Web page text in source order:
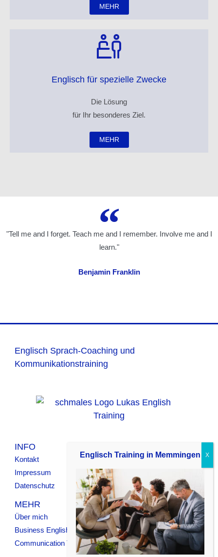
MEHR
Englisch für spezielle Zwecke
Die Lösung
für Ihr besonderes Ziel.
MEHR
"Tell me and I forget. Teach me and I remember. Involve me and I
learn."
Benjamin Franklin
Englisch Sprach-Coaching und
Kommunikationstraining
INFO
Kontakt
Impressum
Datenschutz
MEHR
Über mich
Business English
Communication Training
Englisch Training in Memmingen